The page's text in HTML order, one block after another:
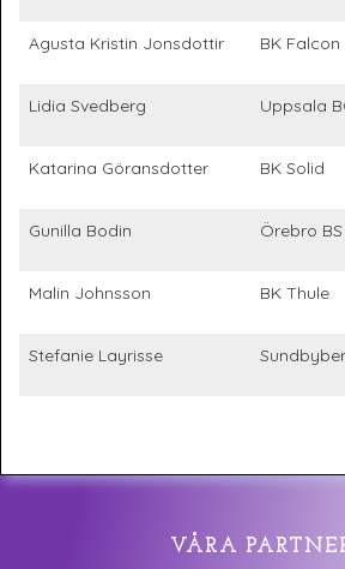
Agusta Kristin Jonsdottir BK Falcon
Lidia Svedberg Uppsala
Katarina Göransdotter BK Solid
Gunilla Bodin Örebro
Malin Johnsson BK Thule
Stefanie Layrisse
VÅRA